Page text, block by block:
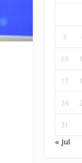
3
10
17
24
31
« Jul